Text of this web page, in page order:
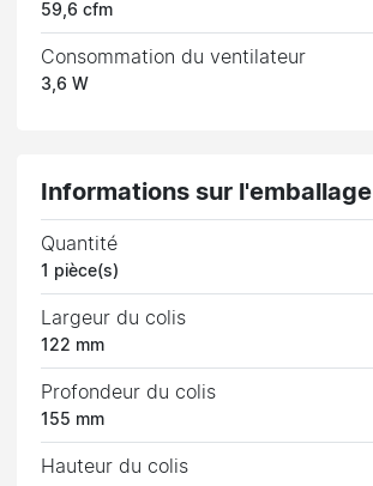
59,6 cfm
Consommation du ventilateur
3,6 W
Informations sur l'emballage
Quantité
1 pièce(s)
Largeur du colis
122 mm
Profondeur du colis
155 mm
Hauteur du colis